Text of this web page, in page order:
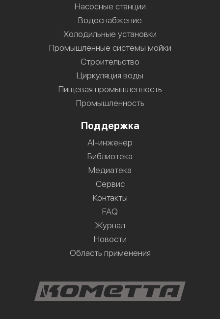
Насосные станции
Водоснабжение
Холодильные установки
Промышленные системы мойки
Строительство
Циркуляция воды
Пищевая промышленность
Промышленность
Поддержка
AI-инженер
Библиотека
Медиатека
Сервис
Контакты
FAQ
Журнал
Новости
Область применения